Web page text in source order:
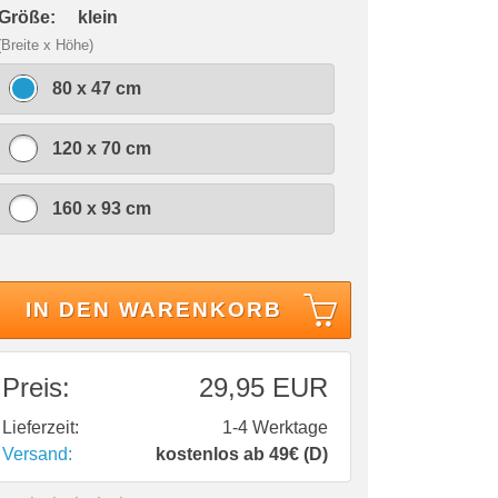
klein
x Höhe)
80 x 47 cm
120 x 70 cm
160 x 93 cm
IN DEN WARENKORB
Preis: 29,95 EUR
Lieferzeit:
1-4 Werktage
Versand:
kostenlos ab 49€ (D)